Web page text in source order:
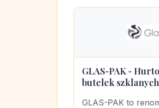
GLAS-PAK -
butelek szklanych
GLAS-PAK to